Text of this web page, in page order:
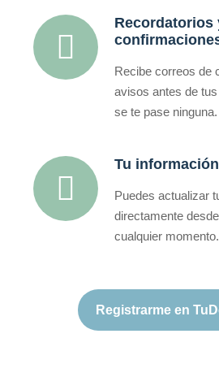
Recordatorios
Recibe correos de
avisos antes de
se te pase ninguna.
Tu
Puedes actualizar
directamente
cualquier momento.
Registrarme en